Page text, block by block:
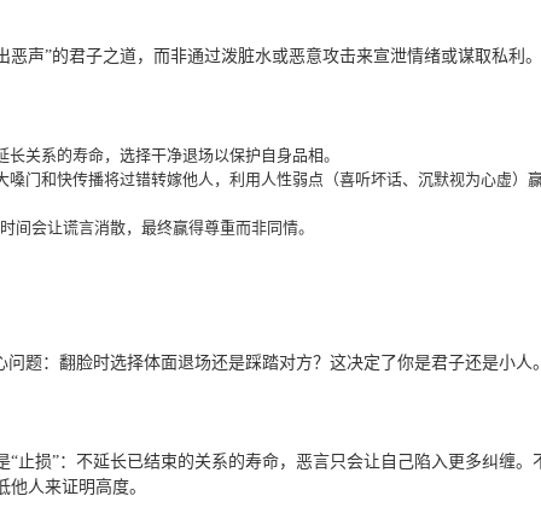
声”的君子之道，而非通过泼脏水或恶意攻击来宣泄情绪或谋取私利。
关系的寿命，选择干净退场以保护自身品相。
嗓门和快传播将过错转嫁他人，利用人性弱点（喜听坏话、沉默视为心虚）
会让谎言消散，最终赢得尊重而非同情。
题：翻脸时选择体面退场还是踩踏对方？这决定了你是君子还是小人
止损”：不延长已结束的关系的寿命，恶言只会让自己陷入更多纠缠。
人来证明高度。